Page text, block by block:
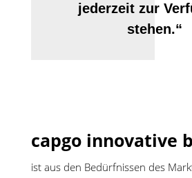
jederzeit zur
stehen.“
capgo innovative
ist aus den Bedürfnissen des